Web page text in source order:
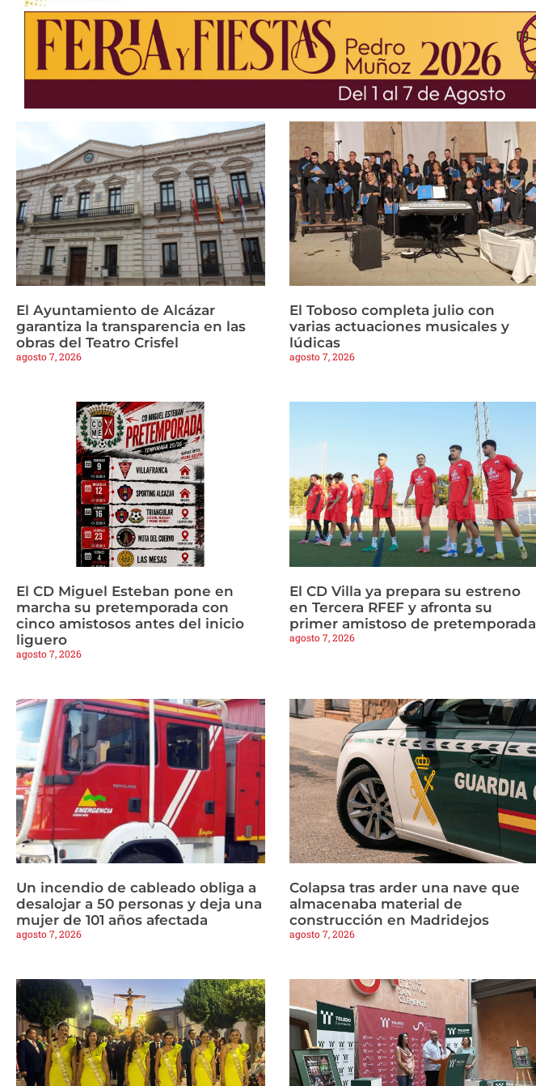
El Ayuntamiento de Alcázar
garantiza la transparencia en las
obras del Teatro Crisfel
agosto 7, 2026
El Toboso completa julio con
varias actuaciones musicales y
lúdicas
agosto 7, 2026
El CD Miguel Esteban pone en
marcha su pretemporada con
cinco amistosos antes del inicio
liguero
agosto 7, 2026
El CD Villa ya prepara su estreno
en Tercera RFEF y afronta su
primer amistoso de pretemporada
agosto 7, 2026
Un incendio de cableado obliga a
desalojar a 50 personas y deja una
mujer de 101 años afectada
agosto 7, 2026
Colapsa tras arder una nave que
almacenaba material de
construcción en Madridejos
agosto 7, 2026